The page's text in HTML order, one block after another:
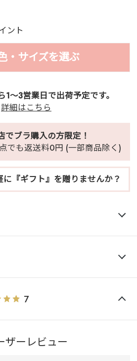
ント
・サイズを選ぶ
1～3営業日で出荷予定です。
詳細はこちら
でブラ購入の方限定！
でも返送料0円 (一部商品除く)
『ギフト』を贈りませんか？
7
ザーレビュー